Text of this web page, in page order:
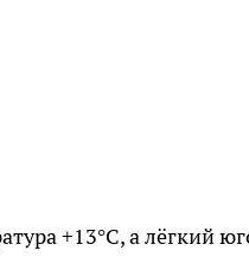
+13°C, а лёгкий